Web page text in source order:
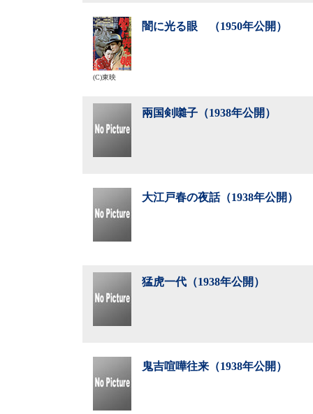
闇に光る眼 （1950年公開）
(C)東映
兩国剣囃子（1938年公開）
大江戸春の夜話（1938年公開）
猛虎一代（1938年公開）
鬼吉喧嘩往来（1938年公開）